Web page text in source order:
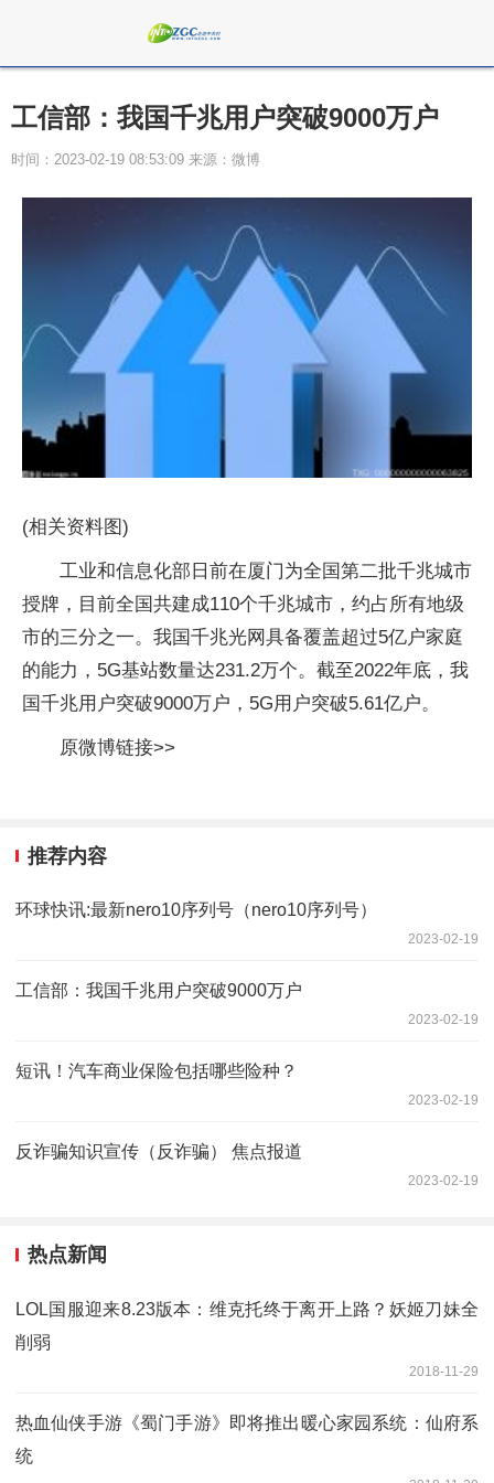
工信部：我国千兆用户突破9000万户
时间：2023-02-19 08:53:09 来源：微博
(相关资料图)
工业和信息化部日前在厦门为全国第二批千兆城市
授牌，目前全国共建成110个千兆城市，约占所有地级
市的三分之一。我国千兆光网具备覆盖超过5亿户家庭
的能力，5G基站数量达231.2万个。截至2022年底，我
国千兆用户突破9000万户，5G用户突破5.61亿户。
原微博链接>>
推荐内容
环球快讯:最新nero10序列号（nero10序列号）
2023-02-19
工信部：我国千兆用户突破9000万户
2023-02-19
短讯！汽车商业保险包括哪些险种？
2023-02-19
反诈骗知识宣传（反诈骗） 焦点报道
2023-02-19
热点新闻
LOL国服迎来8.23版本：维克托终于离开上路？妖姬刀妹全
削弱
2018-11-29
热血仙侠手游《蜀门手游》即将推出暖心家园系统：仙府系
统